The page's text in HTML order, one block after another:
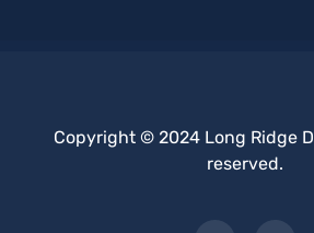
Copyright © 2024 Long Ridge
reserved.